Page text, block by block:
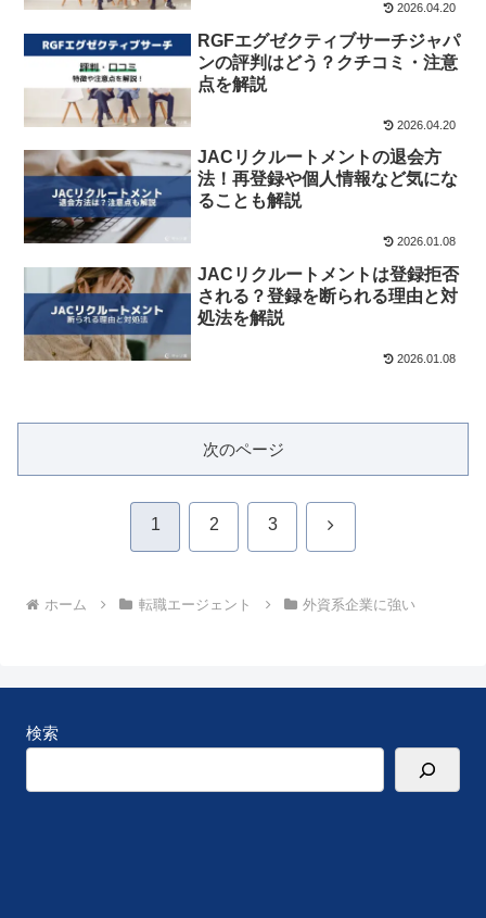
2026.04.20
RGFエグゼクティブサーチジャパ
ンの評判はどう？クチコミ・注意
点を解説
2026.04.20
JACリクルートメントの退会方
法！再登録や個人情報など気にな
ることも解説
2026.01.08
JACリクルートメントは登録拒否
される？登録を断られる理由と対
処法を解説
2026.01.08
次のページ
1 2 3 次
ホーム 転職エージェント 外資系企業に強い
検索